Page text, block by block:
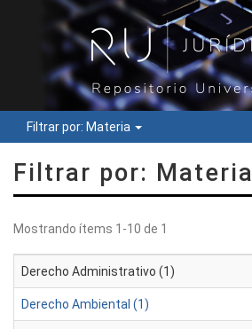
Filtrar por: Materia
Filtrar por: Materia
Mostrando ítems 1-10 de 1
Derecho Administrativo (1)
Derecho Ambiental (1)